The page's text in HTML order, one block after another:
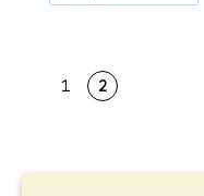
1 2